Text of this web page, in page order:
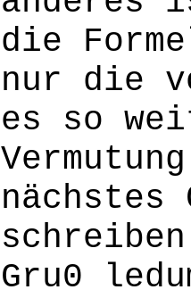
die
nur die
es so
nächstes
Gru0